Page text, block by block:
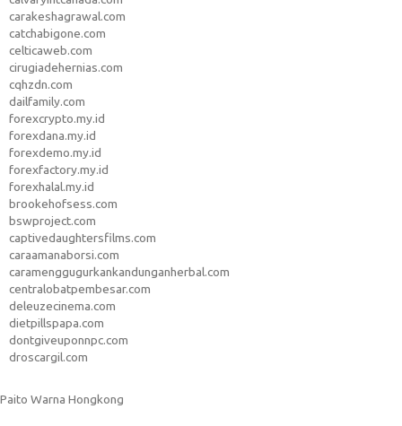
carakeshagrawal.com
catchabigone.com
celticaweb.com
cirugiadehernias.com
cqhzdn.com
dailfamily.com
forexcrypto.my.id
forexdana.my.id
forexdemo.my.id
forexfactory.my.id
forexhalal.my.id
brookehofsess.com
bswproject.com
captivedaughtersfilms.com
caraamanaborsi.com
caramenggugurkankandunganherbal.com
centralobatpembesar.com
deleuzecinema.com
dietpillspapa.com
dontgiveuponnpc.com
droscargil.com
Paito Warna Hongkong